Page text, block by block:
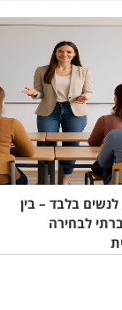
בלבד – בין
לבחירה